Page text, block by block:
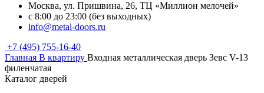
Москва, ул. Пришвина, 26, ТЦ «Миллион мелочей»
с 8:00 до 23:00 (без выходных)
info@metal-doors.ru
+7 (495) 755-16-40
Главная В квартиру Входная металлическая дверь Зевс V-13
филенчатая
Каталог дверей